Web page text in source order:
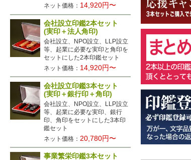
ネット価格： 14,920円〜
会社設立印鑑2本セット
(実印＋法人角印)
会社設立、NPO設立、LLP設立
等、起業に必要な実印と角印を
セットにした2本印鑑セット
ネット価格： 14,920円〜
会社設立印鑑3本セット
(実印＋銀行印＋角印)
会社設立、NPO設立、LLP設立
等、起業に必要な実印、銀行
印、角印をセットにした3本印
鑑セット
ネット価格： 20,780円〜
事業繁栄印鑑3本セット